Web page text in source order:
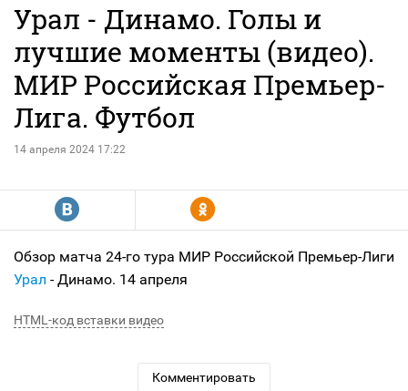
Урал - Динамо. Голы и
лучшие моменты (видео).
МИР Российская Премьер-
Лига. Футбол
14 апреля 2024 17:22
R Y
Обзор матча 24-го тура МИР Российской Премьер-Лиги
Урал - Динамо. 14 апреля
HTML-код вставки видео
Комментировать